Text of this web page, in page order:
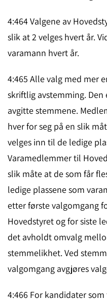
4:464 Valgene av
slik at 2 velges hvert år.
varamann hvert år.
4:465 Alle valg med mer
skriftlig avstemming. Den
avgitte stemmene.
hver for seg på en slik
velges inn til de ledige
Varamedlemmer til
slik måte at de som får
ledige plassene som
etter første valgomgang
Hovedstyret og for siste
det avholdt omvalg
stemmelikhet. Ved
valgomgang avgjøres
4:466 For kandidater